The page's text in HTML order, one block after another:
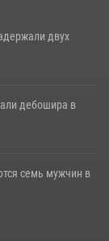
двух
дебошира в
семь мужчин в